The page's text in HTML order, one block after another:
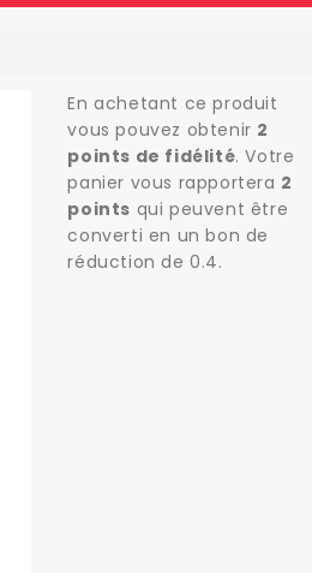
En achetant ce produit
vous pouvez obtenir 2
points de fidélité. Votre
panier vous rapportera 2
points qui peuvent être
converti en un bon de
réduction de0.4.